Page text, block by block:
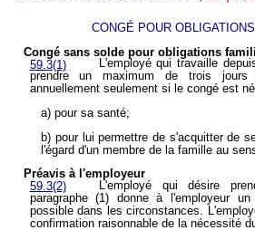
CONGÉ POUR
Congé sans solde pour obligations
59.3(1)
L'employé qui travaille
prendre un maximum de trois
annuellement seulement si le congé est
a) pour sa santé;
b) pour lui permettre de s'acquitter de
l'égard d'un membre de la famille au
Préavis à l'employeur
59.3(2)
L'employé qui désire
paragraphe (1) donne à l'employeur
possible dans les circonstances.
confirmation raisonnable de la nécessité